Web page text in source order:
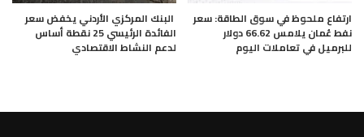
ارتفاع ملحوظ في سوق الطاقة: سعر
نفط عُمان يلامس 66.62 دولار
للبرميل في تعاملات اليوم
البنك المركزي الأردني يخفض سعر
الفائدة الرئيسي 25 نقطة أساس
لدعم النشاط الاقتصادي